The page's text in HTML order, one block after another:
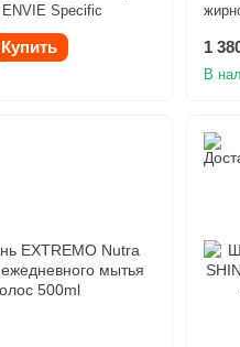
Specific
Купить 1
В